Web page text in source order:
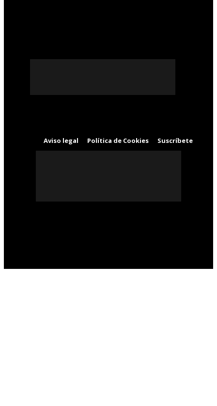
Aviso legal Política de Cookies Suscríbete